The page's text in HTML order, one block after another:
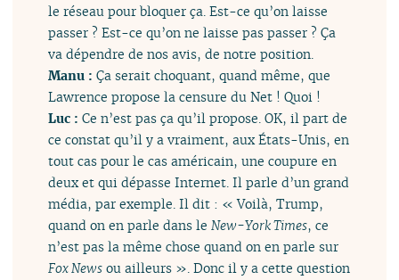
le réseau pour bloquer ça. Est-ce qu’on laisse
passer ? Est-ce qu’on ne laisse pas passer ? Ça
va dépendre de nos avis, de notre position.
Manu :Ça serait choquant, quand même, que
Lawrence propose la censure du Net ! Quoi !
Luc :Ce n’est pas ça qu’il propose. OK, il part de
ce constat qu’il y a vraiment, aux États-Unis, en
tout cas pour le cas américain, une coupure en
deux et qui dépasse Internet. Il parle d’un grand
média, par exemple. Il dit : « Voilà, Trump,
quand on en parle dans leNew-York Times, ce
n’est pas la même chose quand on en parle sur
Fox News ou ailleurs ». Donc il y a cette question